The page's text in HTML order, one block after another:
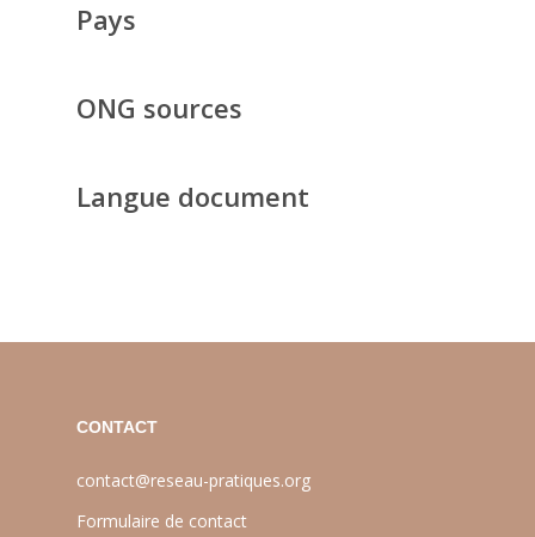
Pays
ONG sources
Langue document
CONTACT
contact@reseau-pratiques.org
Formulaire de contact